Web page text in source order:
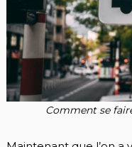
Comment se